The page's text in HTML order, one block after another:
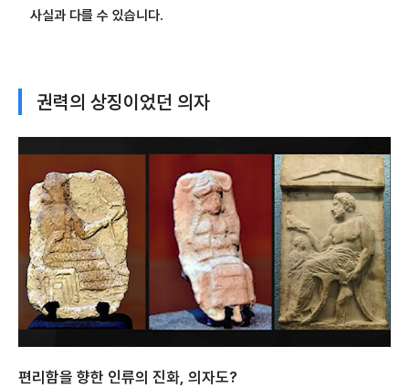
사실과 다를 수 있습니다.
권력의 상징이었던 의자
편리함을 향한 인류의 진화, 의자도?